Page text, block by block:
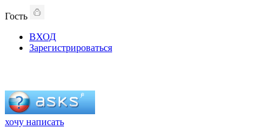
Гость
ВХОД
Зарегистрироваться
хочу написать